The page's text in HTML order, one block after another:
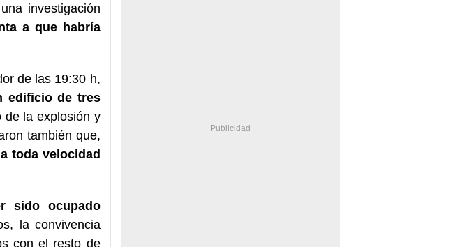
investigación
a que habría
de las 19:30 h,
edificio de tres
de la explosión y
también que,
toda velocidad
sido ocupado
la convivencia
con el resto de